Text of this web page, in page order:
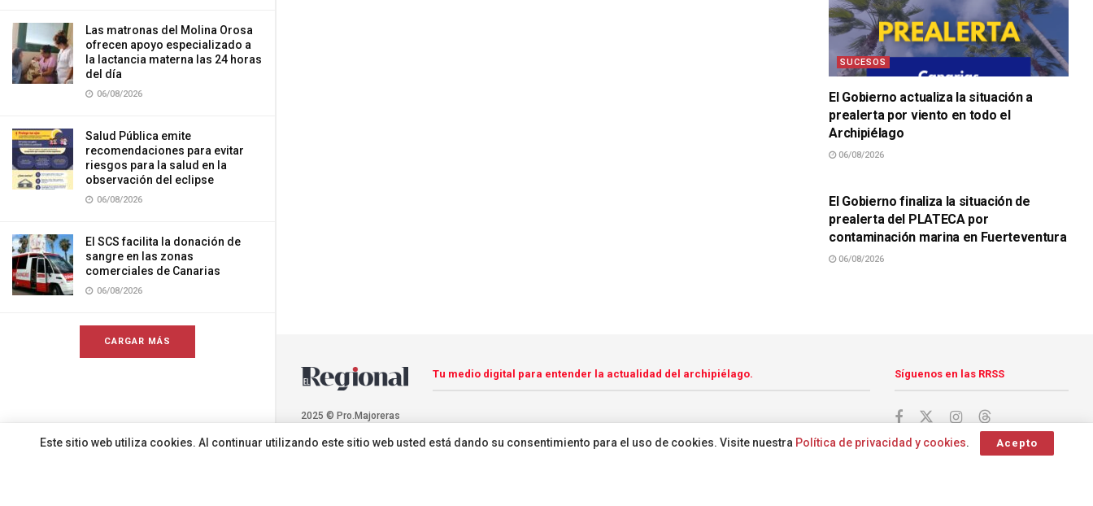
Las matronas del Molina Orosa
ofrecen apoyo especializado a
la lactancia materna las 24 horas
del día
06/08/2026
Salud Pública emite
recomendaciones para evitar
riesgos para la salud en la
observación del eclipse
06/08/2026
El SCS facilita la donación de
sangre en las zonas
comerciales de Canarias
06/08/2026
CARGAR MÁS
SUCESOS
El Gobierno actualiza la situación a
prealerta por viento en todo el
Archipiélago
06/08/2026
El Gobierno finaliza la situación de
prealerta del PLATECA por
contaminación marina en Fuerteventura
06/08/2026
2025 © Pro.Majoreras
Tu medio digital para entender la actualidad del archipiélago. Síguenos en las RRSS
Este sitio web utiliza cookies. Al continuar utilizando este sitio web usted está dando su consentimiento para el uso de cookies. Visite nuestra Política de privacidad y cookies. Acepto